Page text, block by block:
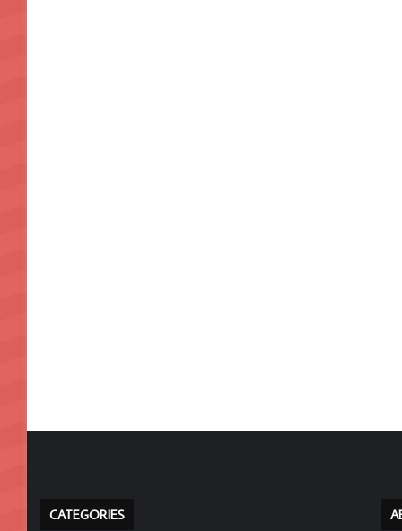
CATEGORIES